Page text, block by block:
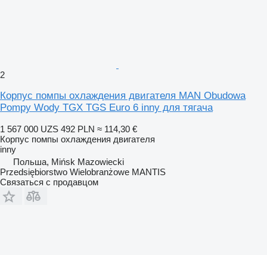
2
Корпус помпы охлаждения двигателя MAN Obudowa
Pompy Wody TGX TGS Euro 6 inny для тягача
1 567 000 UZS 492 PLN ≈ 114,30 €
Корпус помпы охлаждения двигателя
inny
Польша, Mińsk Mazowiecki
Przedsiębiorstwo Wielobranżowe MANTIS
Связаться с продавцом